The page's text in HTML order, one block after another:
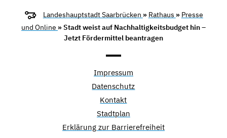
Landeshauptstadt Saarbrücken » Rathaus » Presse
und Online » Stadt weist auf Nachhaltigkeitsbudget hin –
Jetzt Fördermittel beantragen
Impressum
Datenschutz
Kontakt
Stadtplan
Erklärung zur Barrierefreiheit